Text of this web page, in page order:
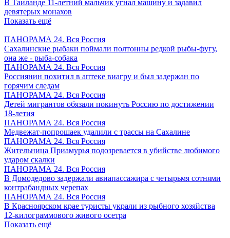
В Таиланде 11-летний мальчик угнал машину и задавил
девятерых монахов
Показать ещё
ПАНОРАМА 24. Вся Россия
Сахалинские рыбаки поймали полтонны редкой рыбы-фугу,
она же - рыба-собака
ПАНОРАМА 24. Вся Россия
Россиянин похитил в аптеке виагру и был задержан по
горячим следам
ПАНОРАМА 24. Вся Россия
Детей мигрантов обязали покинуть Россию по достижении
18-летия
ПАНОРАМА 24. Вся Россия
Медвежат-попрошаек удалили с трассы на Сахалине
ПАНОРАМА 24. Вся Россия
Жительница Приамурья подозревается в убийстве любимого
ударом скалки
ПАНОРАМА 24. Вся Россия
В Домодедово задержали авиапассажира с четырьмя сотнями
контрабандных черепах
ПАНОРАМА 24. Вся Россия
В Красноярском крае туристы украли из рыбного хозяйства
12-килограммового живого осетра
Показать ещё